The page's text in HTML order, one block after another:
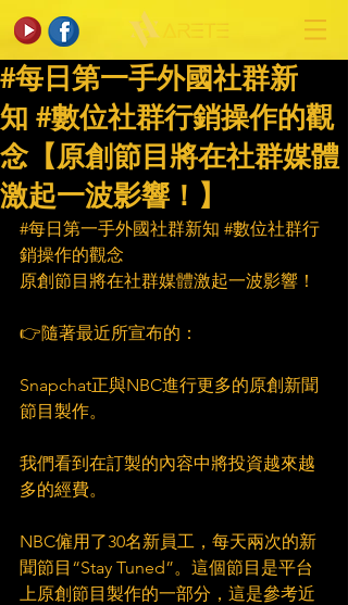
#每日第一手外國社群新
知 #數位社群行銷操作的觀
念【原創節目將在社群媒體
激起一波影響！】
#每日第一手外國社群新知 #數位社群行
銷操作的觀念
原創節目將在社群媒體激起一波影響！
👉隨著最近所宣布的：
Snapchat正與NBC進行更多的原創新聞
節目製作。
我們看到在訂製的內容中將投資越來越
多的經費。
NBC僱用了30名新員工，每天兩次的新
聞節目“Stay Tuned”。這個節目是平台
上原創節目製作的一部分，這是參考近